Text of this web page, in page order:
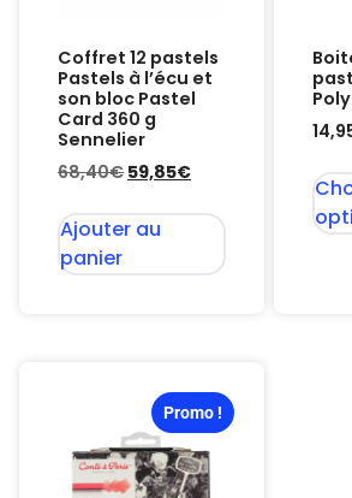
Coffret 12 pastels
Pastels à l’écu et
son bloc Pastel
Card 360 g
Sennelier
68,40€ 59,85€
Ajouter au
panier
Promo !